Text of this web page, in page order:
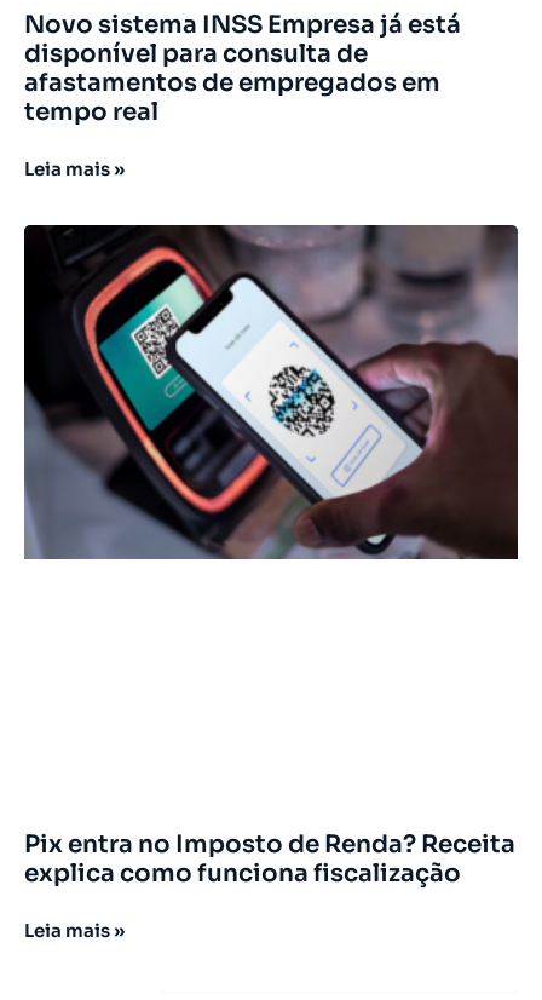
Novo sistema INSS Empresa já está
disponível para consulta de
afastamentos de empregados em
tempo real
Leia mais »
Pix entra no Imposto de Renda? Receita
explica como funciona fiscalização
Leia mais »